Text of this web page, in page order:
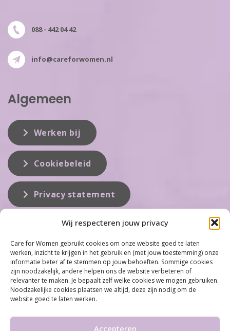
Wij respecteren jouw privacy
Care for Women gebruikt cookies om onze website goed te laten
werken, inzicht te krijgen in het gebruik en (met jouw toestemming) onze
informatie beter af te stemmen op jouw behoeften. Sommige cookies
zijn noodzakelijk, andere helpen ons de website verbeteren of
relevanter te maken. Je bepaalt zelf welke cookies we mogen gebruiken.
Noodzakelijke cookies plaatsen we altijd, deze zijn nodig om de
website goed te laten werken.
Accepteren
088 - 442 04 42
info@careforwomen.nl
Algemeen
Werken bij
Cookiebeleid
Privacy statement
Care for Women is de eerste organisatie die zich inzet op het gebied
van hormonale problemen bij vrouwen. Met ruim 100 locaties
behoort Care for Women tot één van de grootste organisaties op dit
vakgebied...